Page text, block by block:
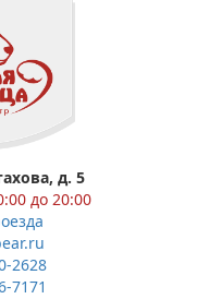
д. 5
до 20:00
2628
7171